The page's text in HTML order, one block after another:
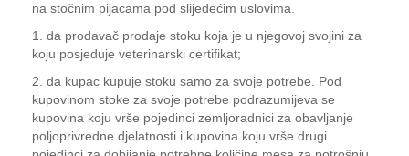
na stočnim pijacama pod slijedećim uslovima.
1. da prodavač prodaje stoku koja je u njegovoj svojini za
koju posjeduje veterinarski certifikat;
2. da kupac kupuje stoku samo za svoje potrebe. Pod
kupovinom stoke za svoje potrebe podrazumijeva se
kupovina koju vrše pojedinci zemljoradnici za obavljanje
poljoprivredne djelatnosti i kupovina koju vrše drugi